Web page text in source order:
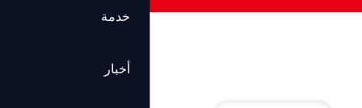
خدمة
أخبار